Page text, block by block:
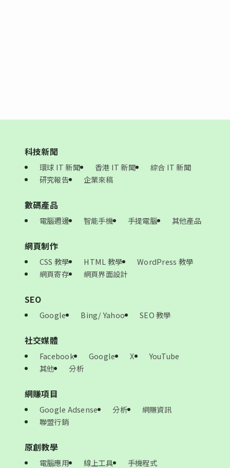
科技新聞
環球 IT 新聞 香港 IT 新聞
綜合 IT 新聞
研究報告
企業來稿
數碼產品
電腦週邊 智能手機 手提電腦 其他產品
網頁制作
CSS 教學 HTML 教學
WordPress 教學
網頁寄存
網頁界面設計
SEO
Google Bing/ Yahoo SEO 教學
社交媒體
Facebook Google X
YouTube
其他
分析
網賺項目
Google Adsense 分析
網賺資訊
聯盟行銷
原創教學
電腦應用 線上工具 手機程式